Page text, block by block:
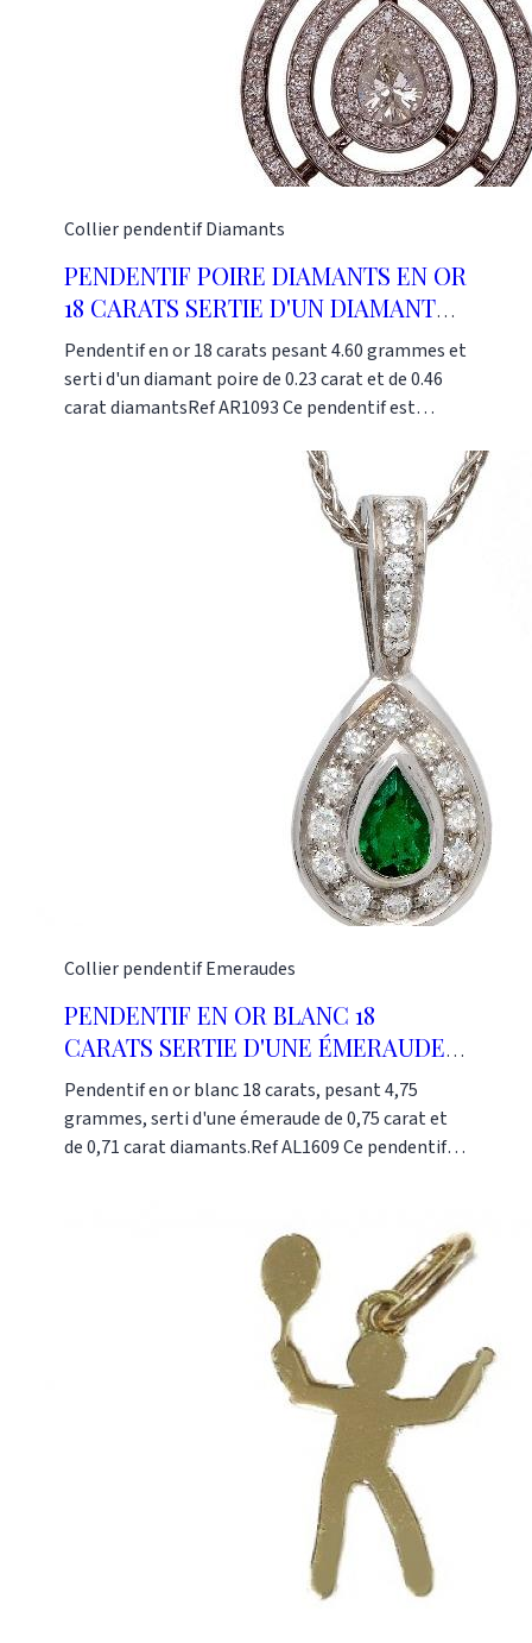
Collier pendentif Diamants
PENDENTIF POIRE DIAMANTS EN OR
18 CARATS SERTIE D'UN DIAMANT
POIRE CENTRAL.
Pendentif en or 18 carats pesant 4.60 grammes et
serti d'un diamant poire de 0.23 carat et de 0.46
carat diamantsRef AR1093 Ce pendentif est
méthodes traditionnelles de la joaillerie. Or-
Gemmes 127 rue du Temple 75003 Paris Tel 01 48
Collier pendentif Emeraudes
PENDENTIF EN OR BLANC 18
CARATS SERTIE D'UNE ÉMERAUDE
ET DE DIAMANTS
Pendentif en or blanc 18 carats, pesant 4,75
grammes, serti d'une émeraude de 0,75 carat et
de 0,71 carat diamants.Ref AL1609 Ce pendentif
Gemmes 127 rue du Temple 75003 Paris Tel 01 48